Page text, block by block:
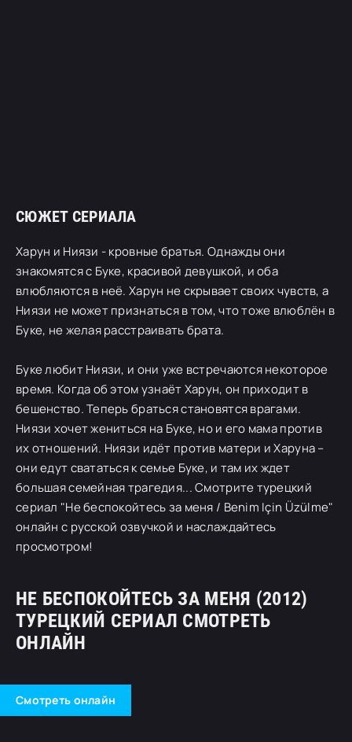
СЮЖЕТ СЕРИАЛА
Харун и Ниязи - кровные братья. Однажды они
знакомятся с Буке, красивой девушкой, и оба
влюбляются в неё. Харун не скрывает своих чувств, а
Ниязи не может признаться в том, что тоже влюблён в
Буке, не желая расстраивать брата.
Буке любит Ниязи, и они уже встречаются некоторое
время. Когда об этом узнаёт Харун, он приходит в
бешенство. Теперь браться становятся врагами.
Ниязи хочет жениться на Буке, но и его мама против
их отношений. Ниязи идёт против матери и Харуна –
они едут свататься к семье Буке, и там их ждет
большая семейная трагедия... Смотрите турецкий
сериал "Не беспокойтесь за меня / Benim Için Üzülme"
онлайн с русской озвучкой и наслаждайтесь
просмотром!
НЕ БЕСПОКОЙТЕСЬ ЗА МЕНЯ (2012)
ТУРЕЦКИЙ СЕРИАЛ СМОТРЕТЬ
ОНЛАЙН
Смотреть онлайн